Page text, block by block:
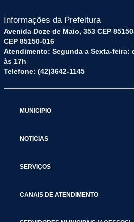
Informações da Prefeitura
Avenida Doze de Maio, 353 CEP
CEP 85150-016
Atendimento: Segunda a Sexta-feira:
às 17h
Telefone: (42)3642-1145
MUNICIPIO
NOTICIAS
SERVIÇOS
CANAIS DE ATENDIMENTO